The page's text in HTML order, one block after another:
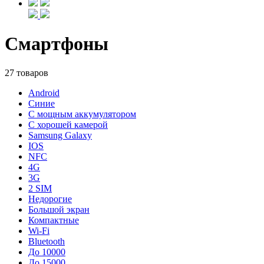
Смартфоны
27 товаров
Android
Синие
С мощным аккумулятором
С хорошей камерой
Samsung Galaxy
IOS
NFC
4G
3G
2 SIM
Недорогие
Большой экран
Компактные
Wi-Fi
Bluetooth
До 10000